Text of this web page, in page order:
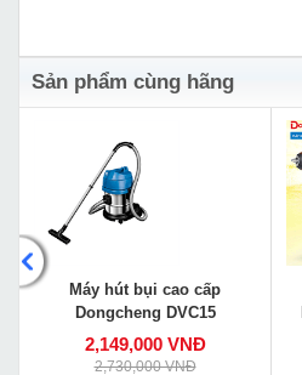
Sản phẩm cùng hãng
Máy hút bụi cao cấp
Dongcheng DVC15
2,149,000 VNĐ
2,730,000 VNĐ